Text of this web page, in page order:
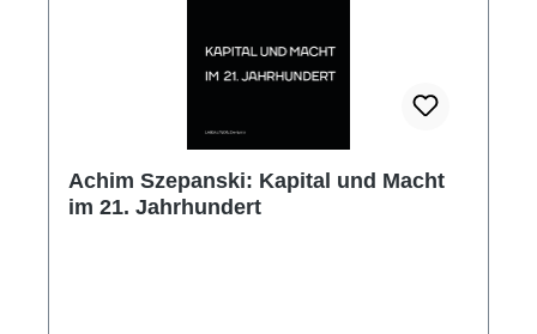
Achim Szepanski: Kapital und Macht
im 21. Jahrhundert